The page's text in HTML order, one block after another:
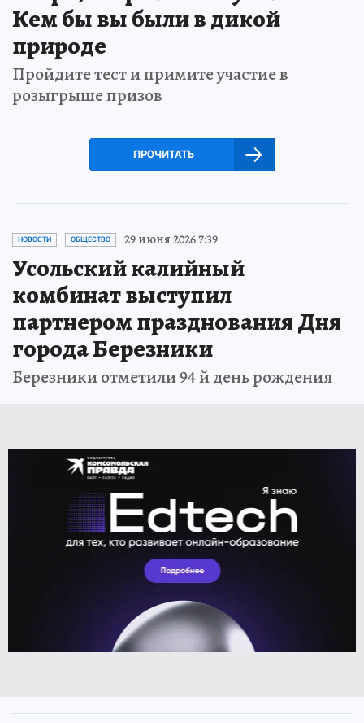
Кем бы вы были в дикой
природе
Пройдите тест и примите участие в
розыгрыше призов
ПРОЧИТАТЬ
НОВОСТИ ОБЩЕСТВО 29 июня 2026 7:39
Усольский калийный
комбинат выступил
партнером празднования Дня
города Березники
Березники отметили 94 й день рождения